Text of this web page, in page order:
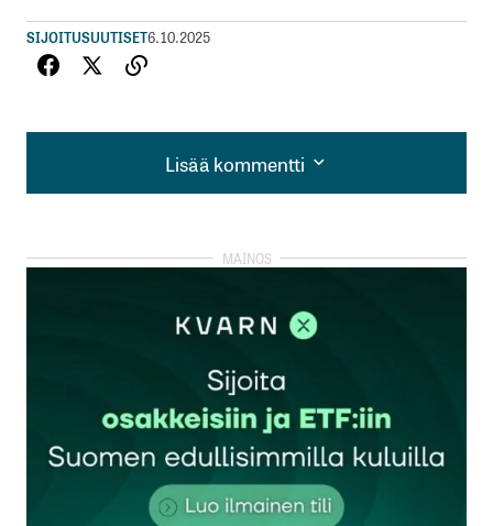
SIJOITUSUUTISET6.10.2025
Lisää kommentti
Lisää kommentti
kirjautua
rekisteröityä
Sähköpostiosoitettasi ei julkaista.Pakolliset
kentät on merkitty*